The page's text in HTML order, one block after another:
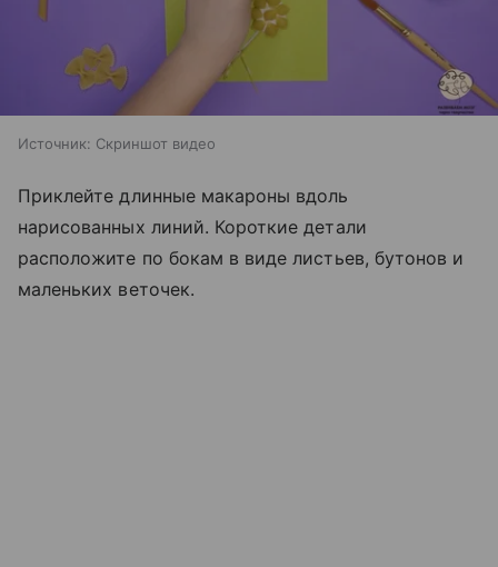
Источник: Скриншот видео
Приклейте длинные макароны вдоль
нарисованных линий. Короткие детали
расположите по бокам в виде листьев, бутонов и
маленьких веточек.